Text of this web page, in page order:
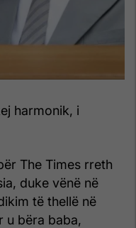
harmonik, i
The Times rreth
duke vënë në
të thellë në
u bëra baba,